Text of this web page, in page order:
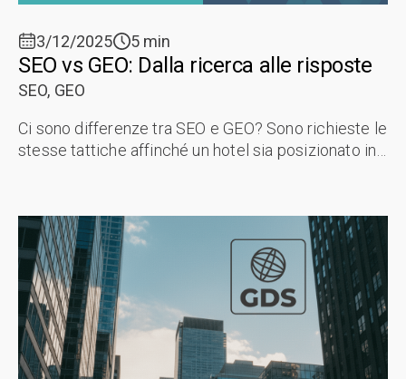
3/12/2025 5 min
SEO vs GEO: Dalla ricerca alle risposte
SEO, GEO
Ci sono differenze tra SEO e GEO? Sono richieste le
stesse tattiche affinché un hotel sia posizionato in